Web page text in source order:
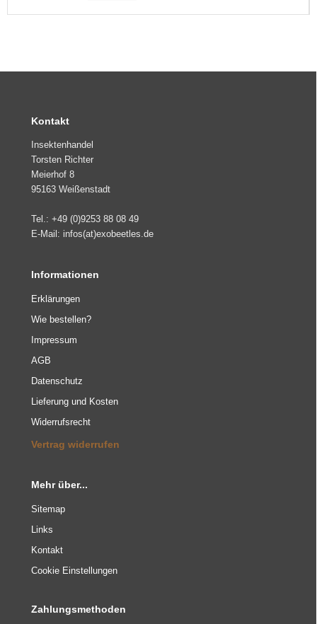
Kontakt
Insektenhandel
Torsten Richter
Meierhof 8
95163 Weißenstadt
Tel.: +49 (0)9253 88 08 49
E-Mail: infos(at)exobeetles.de
Informationen
Erklärungen
Wie bestellen?
Impressum
AGB
Datenschutz
Lieferung und Kosten
Widerrufsrecht
Vertrag widerrufen
Mehr über...
Sitemap
Links
Kontakt
Cookie Einstellungen
Zahlungsmethoden